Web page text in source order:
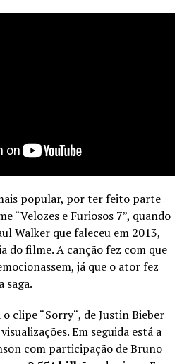
popular, por ter feito parte
“Velozes e Furiosos 7”, quando
Walker que faleceu em 2013,
do filme. A canção fez com que
já que o ator fez
saga.
clipe “Sorry“, deJustin Bieber
Em seguida está a
com participação deBruno